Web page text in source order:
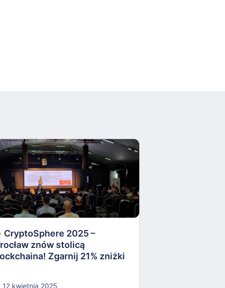
CryptoSphere 2025 –
znów stolicą
Zgarnij 21% zniżki
12 kwietnia 2025